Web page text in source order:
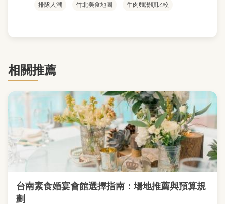
排隊人潮 竹北美食地圖 牛肉麵湯頭比較
相關推薦
台南素食婚宴會館選擇指南：場地推薦與預算規
劃